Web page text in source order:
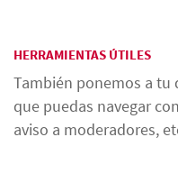
HERRAMIENTAS ÚTILES
También ponemos a tu
que puedas navegar
aviso a moderadores,